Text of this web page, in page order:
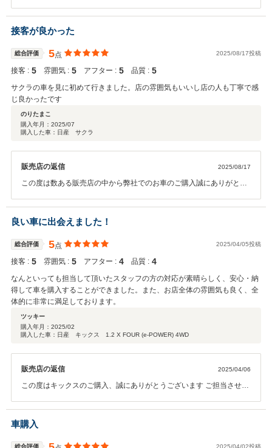
ますので今後ともどうぞよろしくお願いいたします。口コミありがと
うございました。
接客が良かった
総合評価 5点 2025/08/17投稿
接客 : 5 雰囲気 : 5 アフター : 5 品質 : 5
サクラの車を見に初めて行きました。店の雰囲気もいいし店の人も丁寧で感
じ良かったです
のりたまこ
購入年月： 2025/07
購入した車：日産 サクラ
販売店の返信 2025/08/17
この度は数ある販売店の中から弊社でのお車のご購入誠にありがとう
後ともどうぞよろしくお願いいたします。
良い車に出会えました！
総合評価 5点 2025/04/05投稿
接客 : 5 雰囲気 : 5 アフター : 4 品質 : 4
なんといっても担当して頂いたスタッフの方の対応が素晴らしく、安心・納
得して車を購入することができました。また、お店全体の雰囲気も良く、全
体的に非常に満足しております。
ツッキー
購入年月： 2025/02
購入した車：日産 キックス 1.2 X FOUR (e-POWER) 4WD
販売店の返信 2025/04/06
この度はキックスのご購入、誠にありがとうございます ご担当させて
車購入
総合評価 2025/04/02投稿